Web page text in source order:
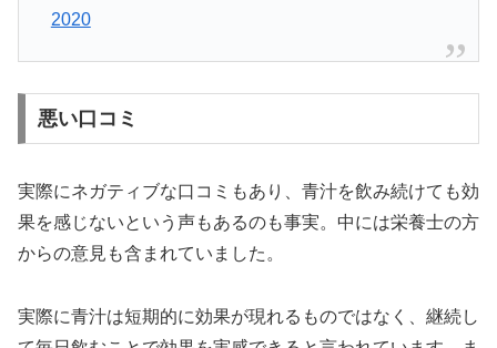
2020
悪い口コミ
実際にネガティブな口コミもあり、青汁を飲み続けても効
果を感じないという声もあるのも事実。中には栄養士の方
からの意見も含まれていました。
実際に青汁は短期的に効果が現れるものではなく、継続し